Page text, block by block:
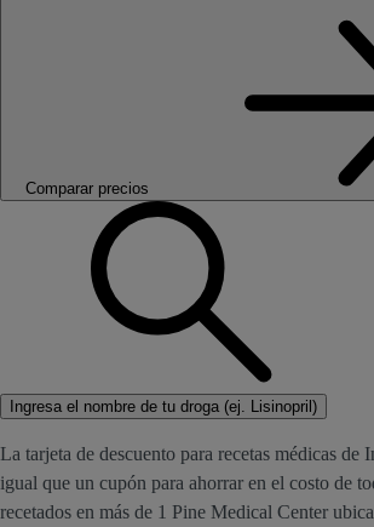
Comparar precios
Ingresa el nombre de tu droga (ej. Lisinopril)
La tarjeta de descuento para recetas médicas de
igual que un cupón para ahorrar en el costo de
recetados en más de 1 Pine Medical Center